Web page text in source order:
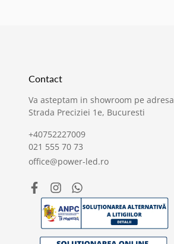
Contact
Va asteptam in showroom pe adresa
Strada Preciziei 1e, Bucuresti
+40752227009
021 555 70 73
office@power-led.ro